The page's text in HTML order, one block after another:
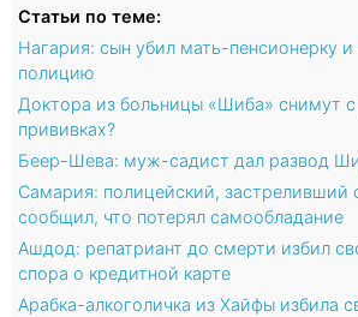
Статьи по теме:
Нагария: сын убил мать-пенсионерку и
полицию
Доктора из больницы «Шиба» снимут
прививках?
Беер-Шева: муж-садист дал развод
Самария: полицейский, застреливший
сообщил, что потерял самообладание
Ашдод: репатриант до смерти избил
спора о кредитной карте
Арабка-алкоголичка из Хайфы избила